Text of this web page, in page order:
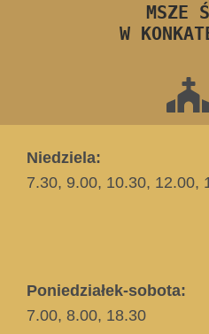
MSZE
W
Niedziela:
7.30, 9.00, 10.30, 12.00,
Poniedziałek-sobota:
7.00, 8.00, 18.30